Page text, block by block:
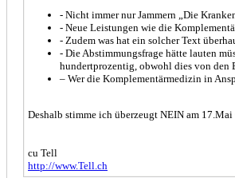
- Nicht immer nur Jammern „Die
- Neue Leistungen wie die
- Zudem was hat ein solcher Text
- Die Abstimmungsfrage hätte lauten
hundertprozentig, obwohl dies von den
– Wer die Komplementärmedizin in
Deshalb stimme ich überzeugt NEIN am 17.Mai
cu Tell
http://www.Tell.ch